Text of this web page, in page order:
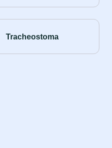
Tracheostoma